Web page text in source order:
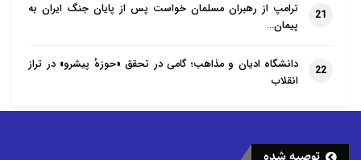
21
ترامپ از رهبران مسلمان خواست پس از پایان جنگ ایران به
پیمان…
22
دانشگاه ادیان و مذاهب؛ گامی در تحقق «حوزهٔ پیشرو» در تراز
انقلاب